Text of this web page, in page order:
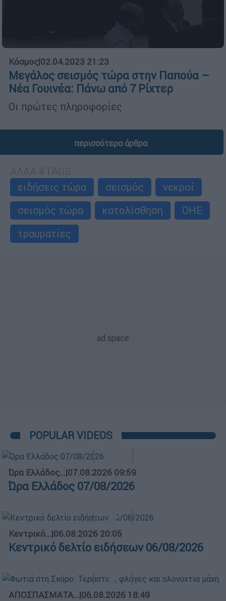
Κόσμος|02.04.2023 21:23
Μεγάλος σεισμός τώρα στην Παπούα –
Νέα Γουινέα: Πάνω από 7 Ρίχτερ
Οι πρώτες πληροφορίες
περισσότερα άρθρα
ειδήσεις τώρα
σεισμός
νεκροί
σεισμός τώρα
κατολίσθηση
ΟΗΕ
τραυματίες
POPULAR VIDEOS
Ώρα Ελλάδος...|07.08.2026 09:59
Ώρα Ελλάδος 07/08/2026
Κεντρικό...|06.08.2026 20:05
Κεντρικό δελτίο ειδήσεων 06/08/2026
ΑΠΟΣΠΑΣΜΑΤΑ...|06.08.2026 18:49